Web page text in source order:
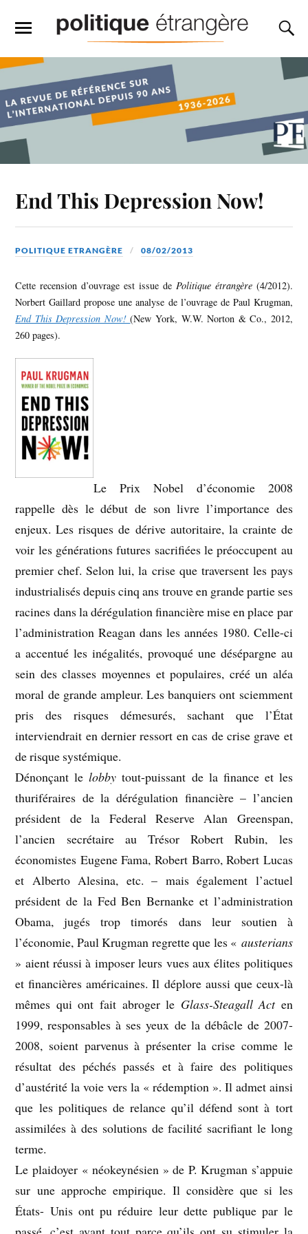
End This Depression Now!
POLITIQUE ETRANGÈRE 08/02/2013
Cette recension d’ouvrage est issue de Politique étrangère(4/2012).
Norbert Gaillard propose une analyse de l’ouvrage de Paul Krugman,
End This Depression Now!(New York, W.W. Norton & Co., 2012,
260 pages).
Le Prix Nobel d’économie 2008
rappelle dès le début de son livre l’importance des
enjeux. Les risques de dérive autoritaire, la crainte de
voir les générations futures sacrifiées le préoccupent au
premier chef. Selon lui, la crise que traversent les pays
industrialisés depuis cinq ans trouve en grande partie ses
racines dans la dérégulation financière mise en place par
l’administration Reagan dans les années 1980. Celle-ci
a accentué les inégalités, provoqué une désépargne au
sein des classes moyennes et populaires, créé un aléa
moral de grande ampleur. Les banquiers ont sciemment
pris des risques démesurés, sachant que l’État
interviendrait en dernier ressort en cas de crise grave et
de risque systémique.
Dénonçant lelobby tout-puissant de la finance et les
thuriféraires de la dérégulation financière – l’ancien
président de la Federal Reserve Alan Greenspan,
l’ancien secrétaire au Trésor Robert Rubin, les
économistes Eugene Fama, Robert Barro, Robert Lucas
et Alberto Alesina, etc. – mais également l’actuel
président de la Fed Ben Bernanke et l’administration
Obama, jugés trop timorés dans leur soutien à
l’économie, Paul Krugman regrette que les « austerians
» aient réussi à imposer leurs vues aux élites politiques
et financières américaines. Il déplore aussi que ceux-là
mêmes qui ont fait abroger le Glass-Steagall Acten
1999, responsables à ses yeux de la débâcle de 2007-
2008, soient parvenus à présenter la crise comme le
résultat des péchés passés et à faire des politiques
d’austérité la voie vers la « rédemption ». Il admet ainsi
que les politiques de relance qu’il défend sont à tort
assimilées à des solutions de facilité sacrifiant le long
terme.
Le plaidoyer « néokeynésien » de P. Krugman s’appuie
sur une approche empirique. Il considère que si les
États- Unis ont pu réduire leur dette publique par le